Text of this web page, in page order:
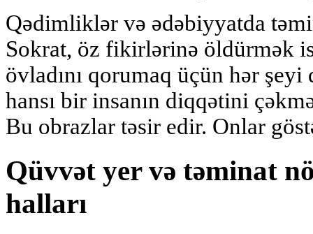
Qədimliklər və ədəbiyyatda
Sokrat, öz fikirlərinə öldürmək
övladını qorumaq üçün hər şeyi
hansı bir insanın diqqətini
Bu obrazlar təsir edir. Onlar
Qüvvət yer və təminat
halları